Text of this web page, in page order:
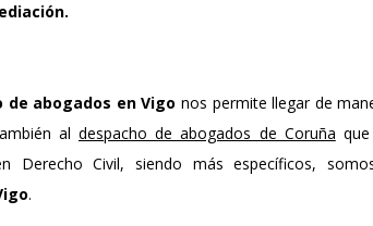
de abogados en Vigo nos permite llegar de
al despacho de abogados de Coruña
Derecho Civil, siendo más específicos,
.